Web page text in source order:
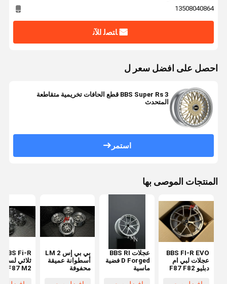
13508040864
ﺎﺘﺼﻟ ﺍﻶﻧ
احصل على افضل سعر ل
BBS Super Rs 3 قطع الحافات تخريمية متقاطعة
المتحدث
استمر
المنتجات الموصى بها
BBS FI-R EVO
عجلات لبي ام
دبليو F87 F82
عجلات BBS RI
D Forged فضية
ماسية
بي بي إس LM 2
أسطوانة عميقة
محفوفة
ثلاثي
F87 M2